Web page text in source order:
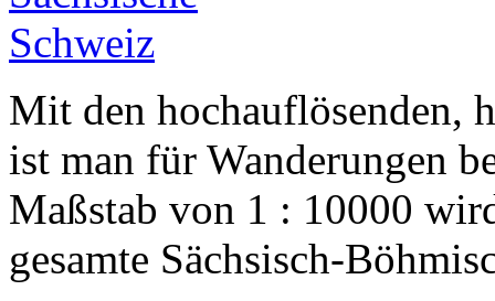
Mit den hochauflösenden,
ist man für Wanderungen
Maßstab von 1 : 10000
gesamte Sächsisch-